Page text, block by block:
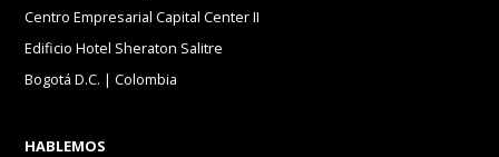
Centro Empresarial Capital Center II
Edificio Hotel Sheraton Salitre
Bogotá D.C. | Colombia
HABLEMOS